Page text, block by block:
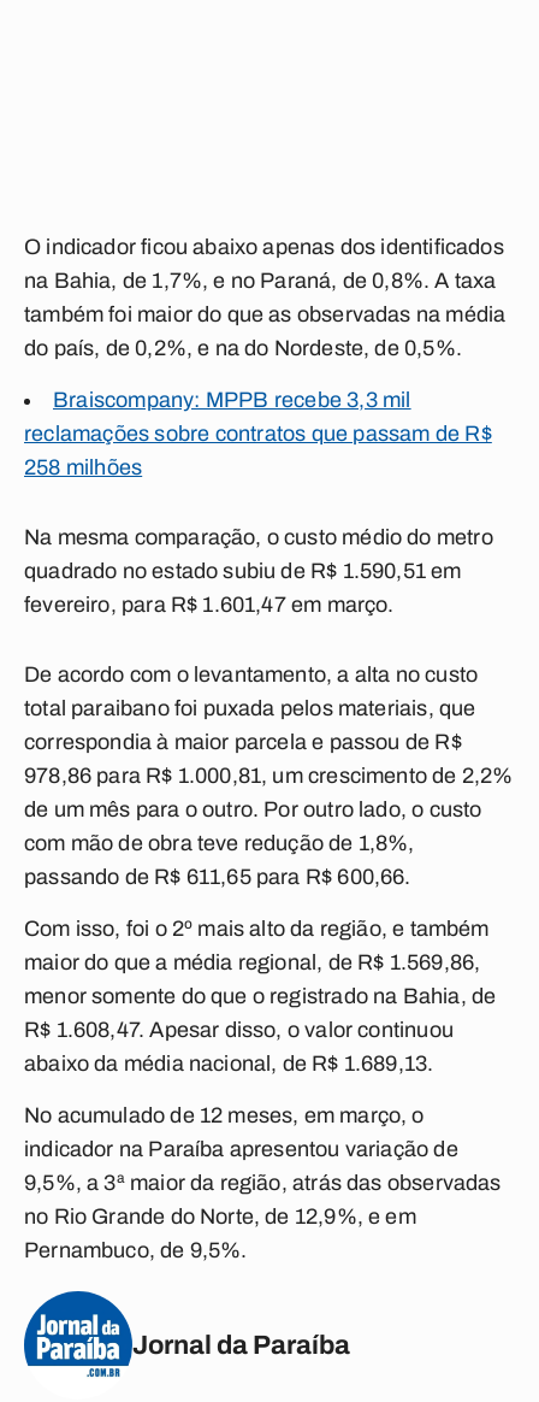
O indicador ficou abaixo apenas dos identificados
na Bahia, de 1,7%, e no Paraná, de 0,8%. A taxa
também foi maior do que as observadas na média
do país, de 0,2%, e na do Nordeste, de 0,5%.
Braiscompany: MPPB recebe 3,3 mil
reclamações sobre contratos que passam de R$
258 milhões
Na mesma comparação, o custo médio do metro
quadrado no estado subiu de R$ 1.590,51 em
fevereiro, para R$ 1.601,47 em março.
De acordo com o levantamento, a alta no custo
total paraibano foi puxada pelos materiais, que
correspondia à maior parcela e passou de R$
978,86 para R$ 1.000,81, um crescimento de 2,2%
de um mês para o outro. Por outro lado, o custo
com mão de obra teve redução de 1,8%,
passando de R$ 611,65 para R$ 600,66.
Com isso, foi o 2º mais alto da região, e também
maior do que a média regional, de R$ 1.569,86,
menor somente do que o registrado na Bahia, de
R$ 1.608,47. Apesar disso, o valor continuou
abaixo da média nacional, de R$ 1.689,13.
No acumulado de 12 meses, em março, o
indicador na Paraíba apresentou variação de
9,5%, a 3ª maior da região, atrás das observadas
no Rio Grande do Norte, de 12,9%, e em
Pernambuco, de 9,5%.
Jornal da Paraíba